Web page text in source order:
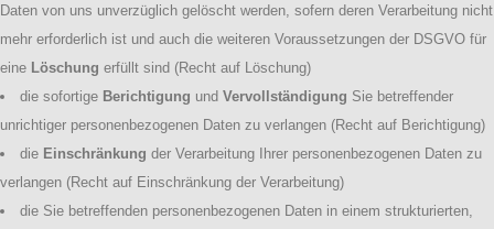
Daten von uns unverzüglich gelöscht werden, sofern deren Verarbeitung nicht
mehr erforderlich ist und auch die weiteren Voraussetzungen der DSGVO für
eine Löschung erfüllt sind (Recht auf Löschung)
die sofortige Berichtigung und Vervollständigung Sie betreffender
unrichtiger personenbezogenen Daten zu verlangen (Recht auf Berichtigung)
die Einschränkung der Verarbeitung Ihrer personenbezogenen Daten zu
verlangen (Recht auf Einschränkung der Verarbeitung)
die Sie betreffenden personenbezogenen Daten in einem strukturierten,